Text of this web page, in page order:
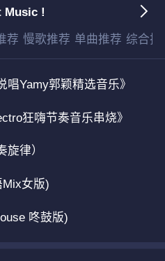
Music !
荐 慢歌推荐 单曲推荐 综合排
唱Yamy郭颖精选音乐》
狂嗨节奏音乐串烧》
律）
女版)
咚鼓版)